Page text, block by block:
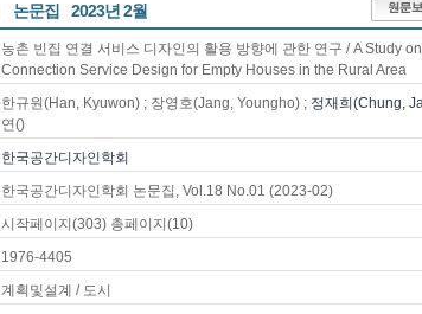
논문집 2023년 2월
농촌 빈집 연결 서비스 디자인의 활용 방향에 관한 연구 / A Study
Connection Service Design for Empty Houses in the Rural Area
한규원(Han, Kyuwon) ; 장영호(Jang, Youngho) ; 정재희(Chung,
연()
한국공간디자인학회
한국공간디자인학회 논문집, Vol.18 No.01 (2023-02)
시작페이지(303) 총페이지(10)
1976-4405
계획및설계 / 도시